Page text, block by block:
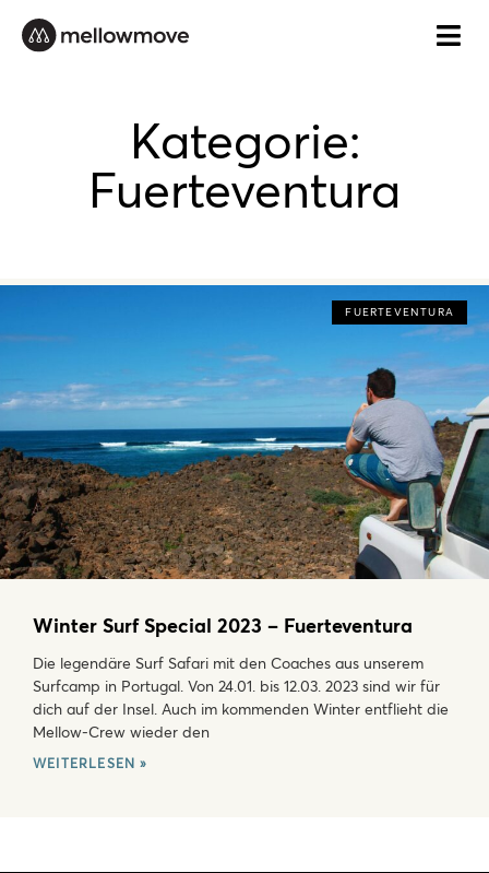
Inhalt
Kategorie:
Fuerteventura
FUERTEVENTURA
Winter Surf Special 2023 – Fuerteventura
Die legendäre Surf Safari mit den Coaches aus unserem
Surfcamp in Portugal. Von 24.01. bis 12.03. 2023 sind wir für
dich auf der Insel. Auch im kommenden Winter entflieht die
Mellow-Crew wieder den
WEITERLESEN »